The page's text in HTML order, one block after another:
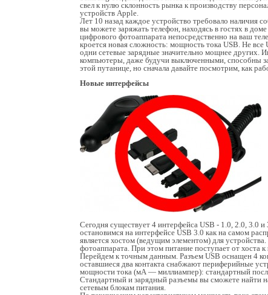
свел к нулю склонность рынка к производству
устройств Apple.
Лет 10 назад каждое устройство требовало наличия
вы можете заряжать телефон, находясь в гостях в
цифрового фотоаппарата непосредственно на ваш
кроется новая сложность: мощность тока USB. Не
одни сетевые зарядные значительно мощнее
компьютеры, даже будучи выключенными, способны
этой путанице, но сначала давайте посмотрим, как
Новые интерфейсы
Сегодня существует 4 интерфейса USB - 1.0, 2.0, 3.0
остановимся на интерфейсе USB 3.0 как на самом
является хостом (ведущим элементом) для
фотоаппарата. При этом питание поступает от
Перейдем к точным данным. Разъем USB оснащен 4
оставшиеся два контакта снабжают периферийные
мощности тока (мА — миллиампер): стандартный
Стандартный и зарядный разъемы вы сможете найти
сетевым блокам питания.